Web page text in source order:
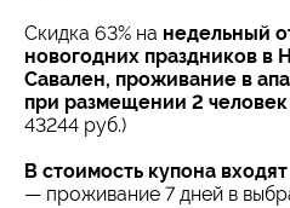
Скидка 63% на недельный
новогодних праздников в
Савален, проживание в
при размещении 2 человек
43244 руб.)
В стоимость купона
— проживание 7 дней в